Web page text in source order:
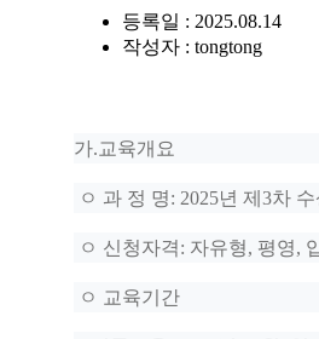
등록일 : 2025.08.14
작성자 :tongtong
가.교육개요
ㅇ 과 정 명: 2025년 제3차
ㅇ 신청자격: 자유형, 평영,
ㅇ 교육기간